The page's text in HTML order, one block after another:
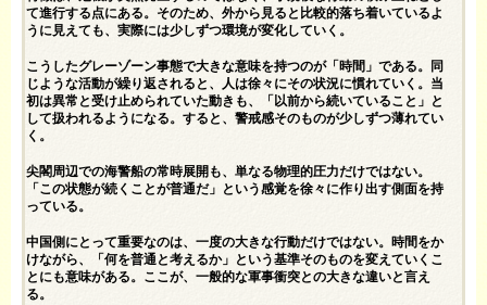
て進行する点にある。そのため、外から見ると比較的落ち着いているよ
うに見えても、実際には少しずつ環境が変化していく。
こうしたグレーゾーン事態で大きな意味を持つのが「時間」である。同
じような活動が繰り返されると、人は徐々にその状況に慣れていく。当
初は異常と受け止められていた動きも、「以前から続いていること」と
して扱われるようになる。すると、警戒感そのものが少しずつ薄れてい
く。
尖閣周辺での海警船の常時展開も、単なる物理的圧力だけではない。
「この状態が続くことが普通だ」という感覚を徐々に作り出す側面を持
っている。
中国側にとって重要なのは、一度の大きな行動だけではない。時間をか
けながら、「何を普通と考えるか」という基準そのものを変えていくこ
とにも意味がある。ここが、一般的な軍事衝突との大きな違いと言え
る。